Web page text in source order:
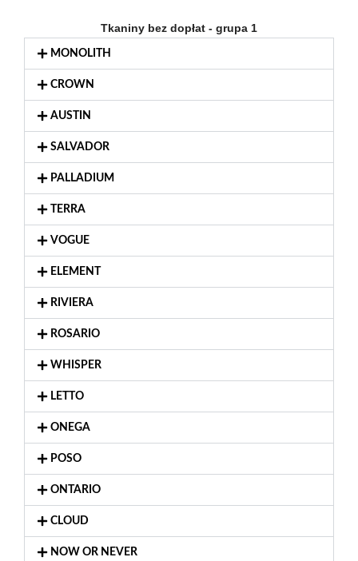
Tkaniny bez dopłat - grupa 1
MONOLITH
CROWN
AUSTIN
SALVADOR
PALLADIUM
TERRA
VOGUE
ELEMENT
RIVIERA
ROSARIO
WHISPER
LETTO
ONEGA
POSO
ONTARIO
CLOUD
NOW OR NEVER